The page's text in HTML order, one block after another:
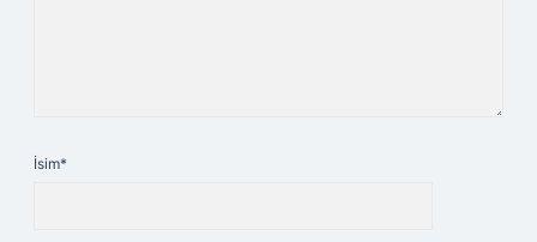
İsim*